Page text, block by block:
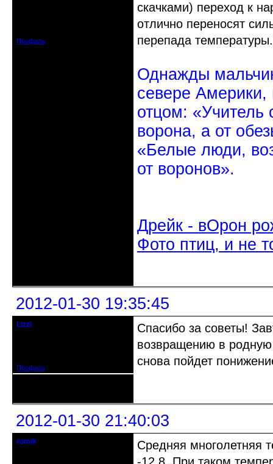
Профиль
скачками) переход к
отлично переносят
перепада температуры.
Однажды
севере
отцом: «Учитель
ворона, а от
«Белые люди,
от воронов».
Дрейк - вОрон
Фото птиц, и не
2012-01-30 19:35:45
Lizzi
Профиль
Спасибо за советы!
возвращению в
снова пойдет
2012-01-30 21:40:03
romik
Средняя многолетняя